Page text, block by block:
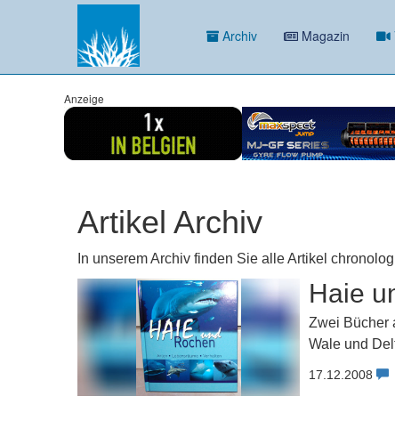
Archiv Magazin
Anzeige
Artikel Archiv
In unserem Archiv finden Sie alle Artikel
Haie
Zwei Bücher
Wale und
17.12.2008